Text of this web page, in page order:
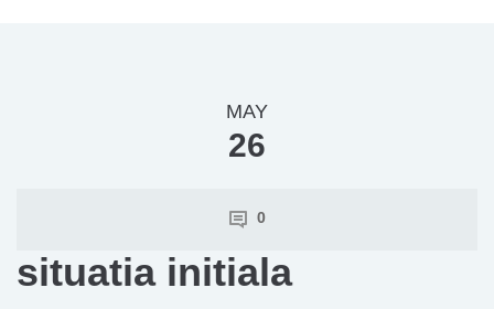
MAY
26
0
situatia initiala